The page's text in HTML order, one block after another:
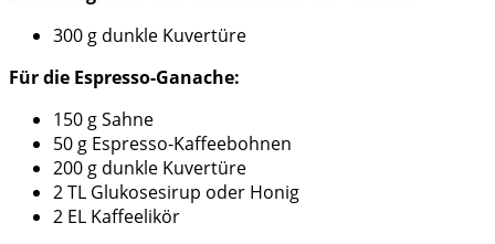
300 g dunkle Kuvertüre
Für die Espresso-Ganache:
150 g Sahne
50 g Espresso-Kaffeebohnen
200 g dunkle Kuvertüre
2 TL Glukosesirup oder Honig
2 EL Kaffeelikör